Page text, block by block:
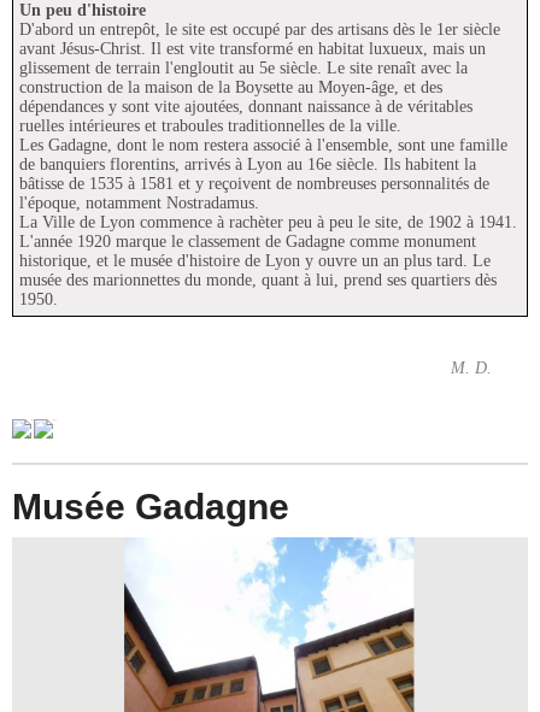
Un peu d'histoire
D'abord un entrepôt, le site est occupé par des artisans dès le 1er siècle
avant Jésus-Christ. Il est vite transformé en habitat luxueux, mais un
glissement de terrain l'engloutit au 5e siècle. Le site renaît avec la
construction de la maison de la Boysette au Moyen-âge, et des
dépendances y sont vite ajoutées, donnant naissance à de véritables
ruelles intérieures et traboules traditionnelles de la ville.
Les Gadagne, dont le nom restera associé à l'ensemble, sont une famille
de banquiers florentins, arrivés à Lyon au 16e siècle. Ils habitent la
bâtisse de 1535 à 1581 et y reçoivent de nombreuses personnalités de
l'époque, notamment Nostradamus.
La Ville de Lyon commence à rachèter peu à peu le site, de 1902 à 1941.
L'année 1920 marque le classement de Gadagne comme monument
historique, et le musée d'histoire de Lyon y ouvre un an plus tard. Le
musée des marionnettes du monde, quant à lui, prend ses quartiers dès
1950.
M. D.
Musée Gadagne